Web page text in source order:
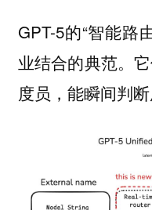
GPT-5的“智能路
业结合的典范。
度员，能瞬间判